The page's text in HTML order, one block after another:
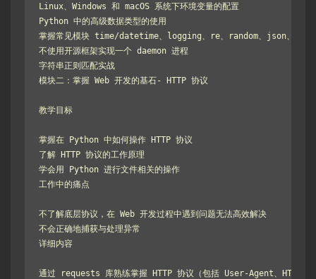
Linux、Windows 和 macOS 系统下环境变量的配置
Python 中的高级数据类型的使用
掌握常见模块 time/datetime、logging、re、random、json、
不使用开源框架实现一个 daemon 进程
字符串正则匹配实战
模块二：掌握 Web 开发的基石- HTTP 协议
教学目标
掌握在 Python 中如何操作 HTTP 协议
了解 HTTP 协议的工作原理
学会用 Python 进行文件相关的操作
工作中的痛点
不了解底层协议，在 Web 开发过程中遇到问题无法高效解决
不会正确地捕获与处理异常
详细内容
通过 requests 库熟练掌握 HTTP 协议（包括 User-Agent、HTTP